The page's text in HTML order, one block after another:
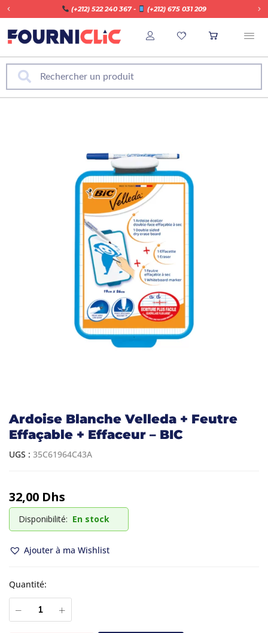
​ (+212) 522 240 367 - ​ (+212) 675 031 209
Ardoise Blanche Velleda + Feutre
Effaçable + Effaceur – BIC
UGS : 35C61964C43A
32,00 Dhs
Disponibilité: En stock
Ajouter à ma Wishlist
Quantité: